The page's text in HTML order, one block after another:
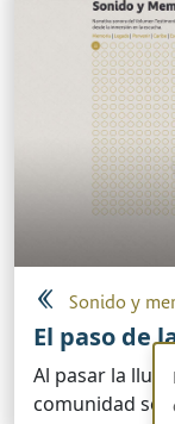
Sonido y
El paso de
Al pasar la
comunidad se